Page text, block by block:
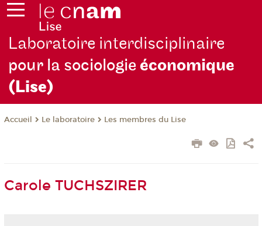
Laboratoire interdisciplinaire
pour la sociologieéconomique
(Lise)
Accueil Le laboratoire Les membres du Lise
Carole TUCHSZIRER